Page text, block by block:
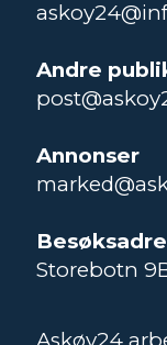
Andre
Annonser
Storebotn
Askøy24